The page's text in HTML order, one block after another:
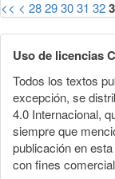
<< < 28293031 32
Uso de licencias
Todos los textos
excepción, se
4.0 Internacional,
siempre que
publicación en
con fines